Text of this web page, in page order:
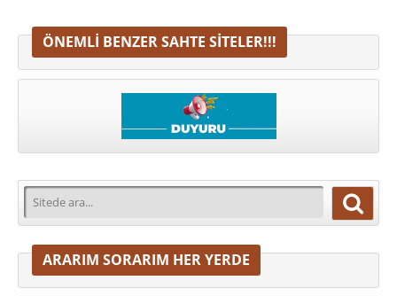
ÖNEMLI BENZER SAHTE SITELER!!!
ARARIM SORARIM HER YERDE